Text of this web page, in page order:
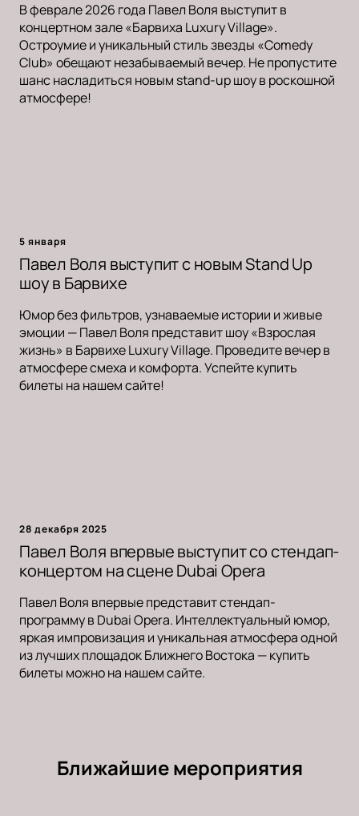
В феврале 2026 года Павел Воля выступит в
концертном зале «Барвиха Luxury Village».
Остроумие и уникальный стиль звезды «Comedy
Club» обещают незабываемый вечер. Не пропустите
шанс насладиться новым stand-up шоу в роскошной
атмосфере!
5 января
Павел Воля выступит с новым Stand Up
шоу в Барвихе
Юмор без фильтров, узнаваемые истории и живые
эмоции — Павел Воля представит шоу «Взрослая
жизнь» в Барвихе Luxury Village. Проведите вечер в
атмосфере смеха и комфорта. Успейте купить
билеты на нашем сайте!
28 декабря 2025
Павел Воля впервые выступит со стендап-
концертом на сцене Dubai Opera
Павел Воля впервые представит стендап-
программу в Dubai Opera. Интеллектуальный юмор,
яркая импровизация и уникальная атмосфера одной
из лучших площадок Ближнего Востока — купить
билеты можно на нашем сайте.
Ближайшие мероприятия